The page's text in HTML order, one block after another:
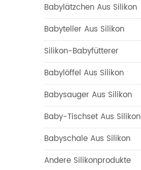
Babylätzchen Aus Silikon
Babyteller Aus Silikon
Silikon-Babyfütterer
Babylöffel Aus Silikon
Babysauger Aus Silikon
Baby-Tischset Aus Silikon
Babyschale Aus Silikon
Andere Silikonprodukte